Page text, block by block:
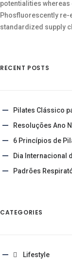
potentialities
Phosfluorescently
standardized supply
RECENT POSTS
Pilates Clássico
Resoluções Ano
6 Princípios de
Dia Internacional
Padrões
CATEGORIES
Lifestyle